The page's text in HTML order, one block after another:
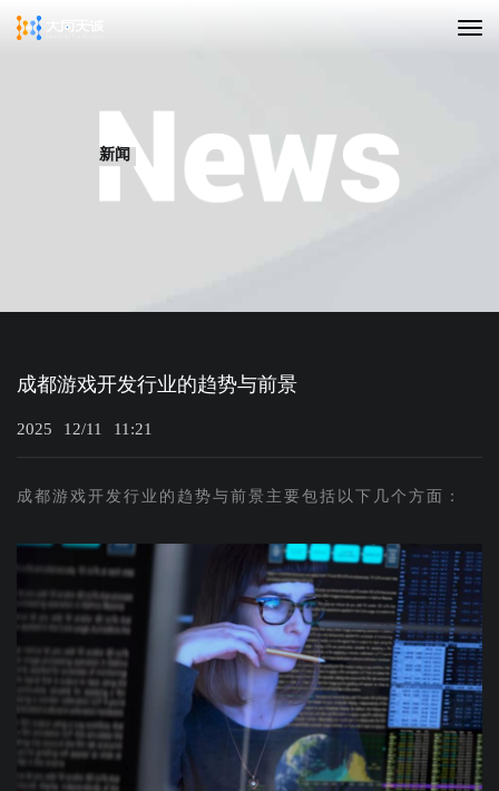
新闻
成都游戏开发行业的趋势与前景
2025 12/11 11:21
成都游戏开发行业的趋势与前景主要包括以下几个方面：